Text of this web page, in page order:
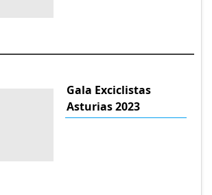
Gala Exciclistas
Asturias 2023